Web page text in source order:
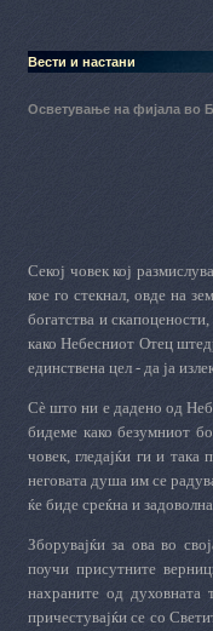
Вести и настани
Осветување на фијала во
Секој човек кој
кое го стекнал, овде на
богатства и
како Небесниот Отец
единствена цел - да ја
Сѐ што ни е дадено од
бидеме како безумниот
човек, гледајќи ги и
неговата душа им се
ќе биде среќна и
Зборувајќи за ова во
поучи присутните
нахраните од духовната
причестувајќи се со